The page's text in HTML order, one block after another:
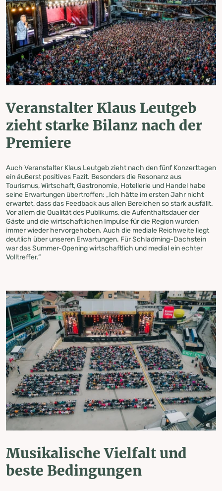
Veranstalter Klaus Leutgeb
zieht starke Bilanz nach der
Premiere
Auch Veranstalter Klaus Leutgeb zieht nach den fünf Konzerttagen
ein äußerst positives Fazit. Besonders die Resonanz aus
Tourismus, Wirtschaft, Gastronomie, Hotellerie und Handel habe
seine Erwartungen übertroffen: „Ich hätte im ersten Jahr nicht
erwartet, dass das Feedback aus allen Bereichen so stark ausfällt.
Vor allem die Qualität des Publikums, die Aufenthaltsdauer der
Gäste und die wirtschaftlichen Impulse für die Region wurden
immer wieder hervorgehoben. Auch die mediale Reichweite liegt
deutlich über unseren Erwartungen. Für Schladming-Dachstein
war das Summer-Opening wirtschaftlich und medial ein echter
Volltreffer.“
Musikalische Vielfalt und
beste Bedingungen